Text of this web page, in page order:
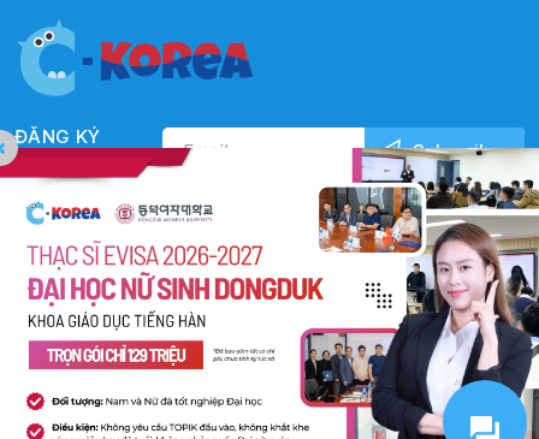
ĐĂNG KÝ
NHẬN TIN
HỌC VÀ LÀM VIỆC TẠI HÀN QUỐC
TRỤ SỞ TẠI VIỆT NAM
Lầu 5, 94 – 96 Nguyễn Văn Thương, Phường Thạnh Mỹ
(+84) 2873084247